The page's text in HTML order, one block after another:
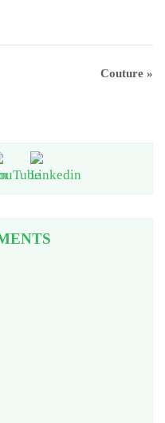
Couture »